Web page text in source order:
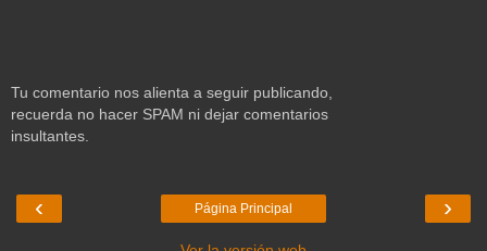
Tu comentario nos alienta a seguir publicando,
recuerda no hacer SPAM ni dejar comentarios
insultantes.
‹ ›
Página Principal